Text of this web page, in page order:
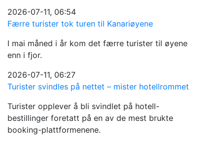
2026-07-11, 06:54
Færre turister tok turen til Kanariøyene
I mai måned i år kom det færre turister til øyene
enn i fjor.
2026-07-11, 06:27
Turister svindles på nettet – mister hotellrommet
Turister opplever å bli svindlet på hotell-
bestillinger foretatt på en av de mest brukte
booking-plattformenene.